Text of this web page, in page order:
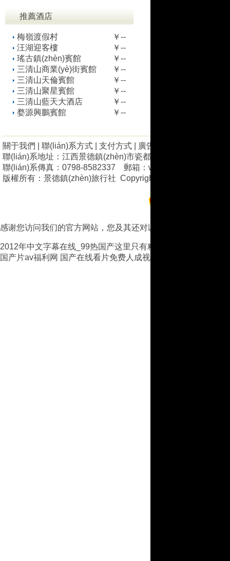
推薦酒店
梅嶺渡假村
￥--
汪湖迎客樓
￥--
瑤古鎮(zhèn)賓館
￥--
三清山商業(yè)街賓館
￥--
三清山天倫賓館
￥--
三清山聚星賓館
￥--
三清山藍天大酒店
￥--
婺源興鵬賓館
￥--
關于我們 聯(lián)系方式 支付方式 廣告業(yè)務
聯(lián)系地址：江西景德鎮(zhèn)市瓷都大道968號A座
聯(lián)系傳真：0798-8582337 郵箱：wqx-
版權所有： 景德鎮(zhèn)旅行社 Copyright © 2008 jxlyw.cn/
感谢您访问我们的官方网站，您及其还对以下资源青睐：
2012年中文字幕在线_99热国产这里只有精_亚洲αV无码一二
国产片av福利网 国产在线看片免费人成视频